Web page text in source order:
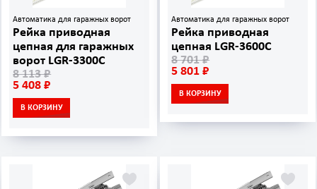
Автоматика для гаражных ворот
Рейка приводная
цепная для гаражных
ворот LGR-3300С
8 113 ₽
5 408 ₽
В КОРЗИНУ
Автоматика для гаражных ворот
Рейка приводная
цепная LGR-3600C
8 701 ₽
5 801 ₽
В КОРЗИНУ